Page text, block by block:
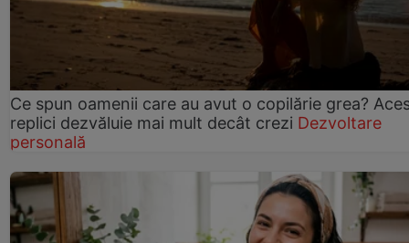
Ce spun oamenii care au avut o copilărie grea?
replici dezvăluie mai mult decât crezi Dezvoltare
personală